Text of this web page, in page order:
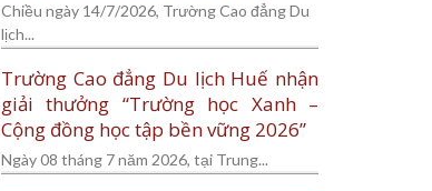
Chiều ngày 14/7/2026, Trường Cao đẳng Du
lịch...
Trường Cao đẳng Du lịch Huế nhận
giải thưởng “Trường học Xanh –
Cộng đồng học tập bền vững 2026”
Ngày 08 tháng 7 năm 2026, tại Trung...